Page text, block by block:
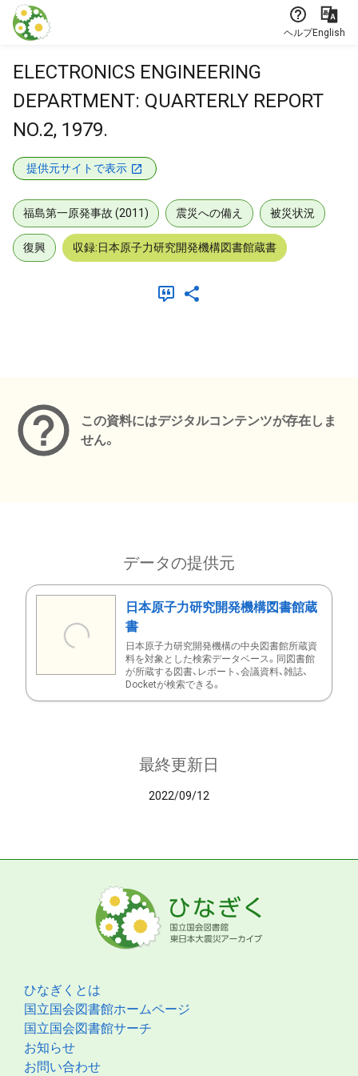
本文に飛ぶ
ヘルプEnglish
ELECTRONICS ENGINEERING
DEPARTMENT: QUARTERLY REPORT
NO.2, 1979.
提供元サイトで表示
福島第一原発事故 (2011) 震災への備え 被災状況
復興 収録:日本原子力研究開発機構図書館蔵書
この資料にはデジタルコンテンツが存在しま
せん。
データの提供元
日本原子力研究開発機構図書館蔵
書
日本原子力研究開発機構の中央図書館所蔵資
料を対象とした検索データベース。同図書館
が所蔵する図書、レポート、会議資料、雑誌、
Docketが検索できる。
最終更新日
2022/09/12
ひなぎくとは
国立国会図書館ホームページ
国立国会図書館サーチ
お知らせ
お問い合わせ